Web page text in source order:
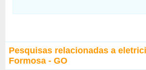
Pesquisas relacionadas a
Formosa - GO